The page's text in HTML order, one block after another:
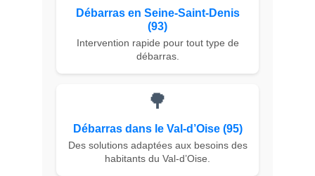
Débarras en Seine-Saint-Denis
(93)
Intervention rapide pour tout type de
débarras.
🌳
Débarras dans le Val-d’Oise (95)
Des solutions adaptées aux besoins des
habitants du Val-d’Oise.